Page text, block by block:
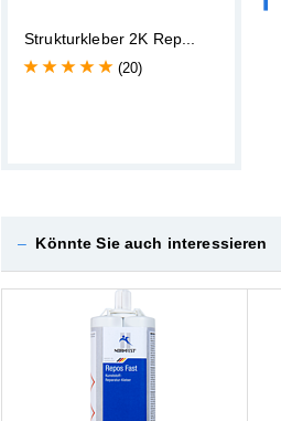
Strukturkleber 2K Rep.
(20)
– Könnte Sie auch interessieren